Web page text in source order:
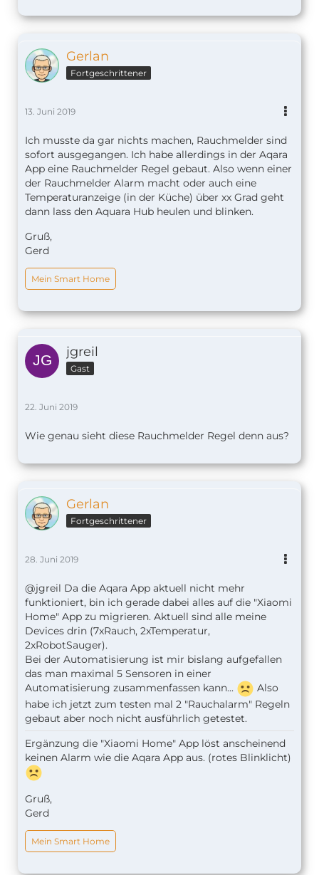
Gerlan
Fortgeschrittener
13. Juni 2019
Ich musste da gar nichts machen, Rauchmelder sind
sofort ausgegangen. Ich habe allerdings in der Aqara
App eine Rauchmelder Regel gebaut. Also wenn einer
der Rauchmelder Alarm macht oder auch eine
Temperaturanzeige (in der Küche) über xx Grad geht
dann lass den Aquara Hub heulen und blinken.
Gruß,
Gerd
Mein Smart Home
jgreil
Gast
22. Juni 2019
Wie genau sieht diese Rauchmelder Regel denn aus?
Gerlan
Fortgeschrittener
28. Juni 2019
@jgreil Da die Aqara App aktuell nicht mehr
funktioniert, bin ich gerade dabei alles auf die "Xiaomi
Home" App zu migrieren. Aktuell sind alle meine
Devices drin (7xRauch, 2xTemperatur,
2xRobotSauger).
Bei der Automatisierung ist mir bislang aufgefallen
das man maximal 5 Sensoren in einer
Automatisierung zusammenfassen kann...
Also
habe ich jetzt zum testen mal 2 "Rauchalarm" Regeln
gebaut aber noch nicht ausführlich getestet.
Ergänzung die "Xiaomi Home" App löst anscheinend
keinen Alarm wie die Aqara App aus. (rotes Blinklicht)
Gruß,
Gerd
Mein Smart Home